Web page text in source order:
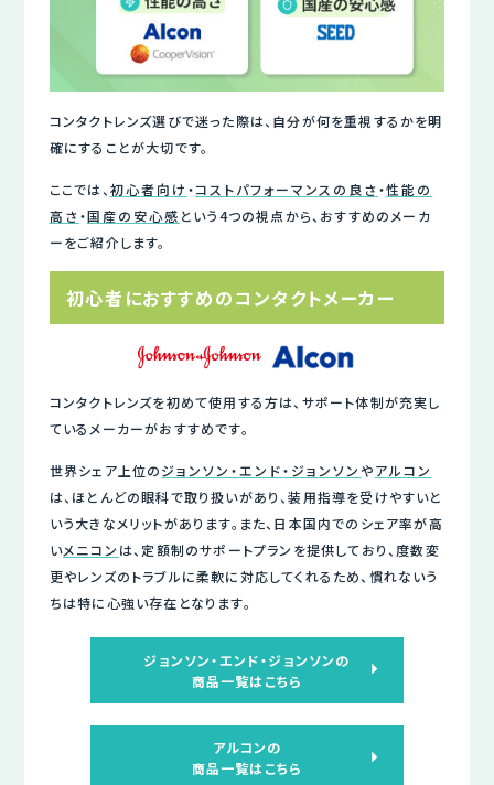
コンタクトレンズ選びで迷った際は、自分が何を重視するかを明
確にすることが大切です。
ここでは、 初心者向け ・コストパフォーマンスの良さ・性能の
高さ・国産の安心感 という4つの視点から、おすすめのメーカ
ーをご紹介します。
初心者におすすめのコンタクトメーカー
コンタクトレンズを初めて使用する方は、サポート体制が充実し
ているメーカーがおすすめです。
世界シェア上位のジョンソン・エンド・ジョンソンやアルコン
は、ほとんどの眼科で取り扱いがあり、装用指導を受けやすいと
いう大きなメリットがあります。また、日本国内でのシェア率が高
いメニコン は、定額制のサポートプランを提供しており、度数変
更やレンズのトラブルに柔軟に対応してくれるため、慣れないう
ちは特に心強い存在となります。
ジョンソン・エンド・ジョンソンの
商品一覧はこちら
アルコンの
商品一覧はこちら